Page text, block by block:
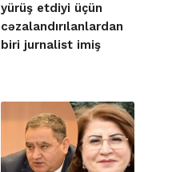
yürüş etdiyi üçün
cəzalandırılanlardan
biri jurnalist imiş